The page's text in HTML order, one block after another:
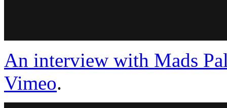
An interview with Mads
Vimeo.